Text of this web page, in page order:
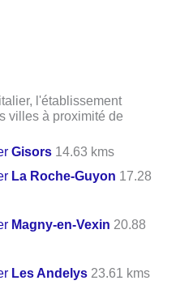
l'établissement
villes à proximité de
Gisors 14.63 kms
La Roche-Guyon 17.28
Magny-en-Vexin 20.88
Les Andelys 23.61 kms